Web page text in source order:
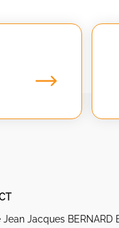
Jean Jacques